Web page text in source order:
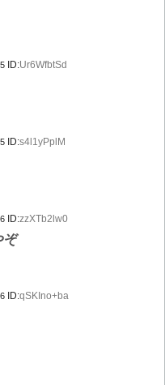
ID:Ur6WfbtSd
ID:s4l1yPplM
ID:zzXTb2lw0
ぞ
ID:qSKIno+ba